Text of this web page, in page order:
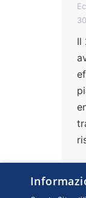
Il